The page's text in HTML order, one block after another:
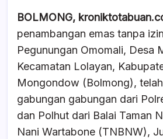
c
e
b
o
o
k
at
s
A
p
p
e
a
d
s
ar
e
BOLMONG,
penambangan emas tanpa
Pegunungan Omomali, Desa
Kecamatan Lolayan,
Mongondow (Bolmong),
gabungan gabungan dari
dan Polhut dari Balai Taman
Nani Wartabone (TNBNW),